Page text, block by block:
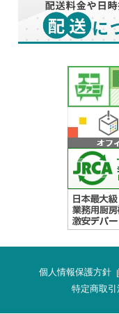
個人情報保護方針
特定商取